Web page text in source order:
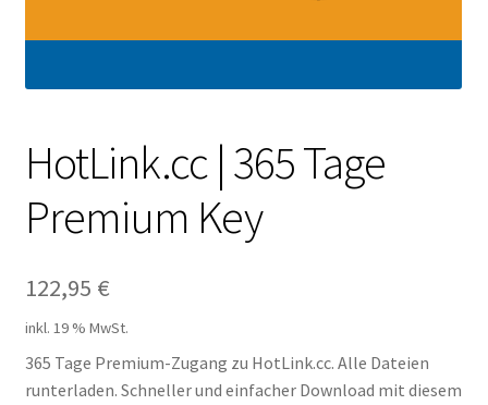
Filespace
Ex-Load
Impressum
HotLink.cc | 365 Tage
Premium Key
122,95 €
inkl. 19 % MwSt.
365 Tage Premium-Zugang zu HotLink.cc. Alle Dateien
runterladen. Schneller und einfacher Download mit diesem